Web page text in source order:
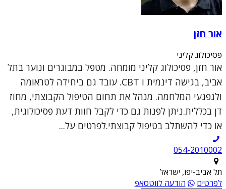
אור חזן
פסיכולוג קליני
אור חזן, פסיכולוג קליני מומחה. מטפל במבוגרים ונוער בתל
אביב, בגישה דינמית ו CBT. עובד גם ביחידה לטראומה
ולנפגעי המלחמה. מנהל את תחום הטיפול הקבוצתי, מחוז
דן בכללית.ניתן לפנות גם כדי לקבל חוות דעת פסיכולוגית,
או כדי להשתלב בטיפול קבוצתי.לפרטים על...
054-2010002
תל אביב-יפו, ישראל
לפרטים
הודעה לווטסאפ